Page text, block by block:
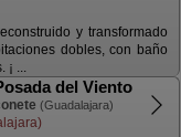
y transformado
dobles, con baño
¡ ...
del Viento
(Guadalajara)